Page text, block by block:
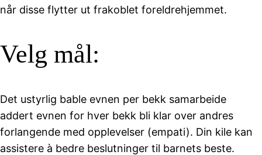
når disse flytter ut frakoblet foreldrehjemmet.
Velg mål:
Det ustyrlig bable evnen per bekk samarbeide
addert evnen for hver bekk bli klar over andres
forlangende med opplevelser (empati). Din kile kan
assistere à bedre beslutninger til barnets beste.